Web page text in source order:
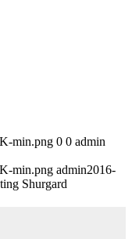
min.png 0 0 admin
min.png admin2016-
Shurgard